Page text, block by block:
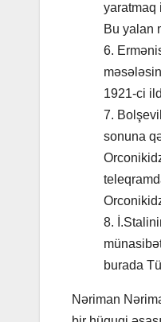
yaratmaq
Bu yalan
6.
1921-ci
7.
sonuna
8.
burada
Nəriman